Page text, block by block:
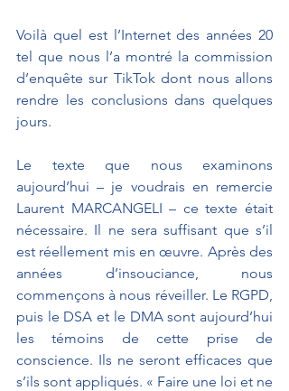
Voilà quel est l’Internet des années 20
tel que nous l’a montré la commission
d’enquête sur TikTok dont nous allons
rendre les conclusions dans quelques
jours.
Le texte que nous examinons
aujourd’hui – je voudrais en remercie
Laurent MARCANGELI – ce texte était
nécessaire. Il ne sera suffisant que s’il
est réellement mis en œuvre. Après des
années d’insouciance, nous
commençons à nous réveiller. Le RGPD,
puis le DSA et le DMA sont aujourd’hui
les témoins de cette prise de
conscience. Ils ne seront efficaces que
s’ils sont appliqués. « Faire une loi et ne